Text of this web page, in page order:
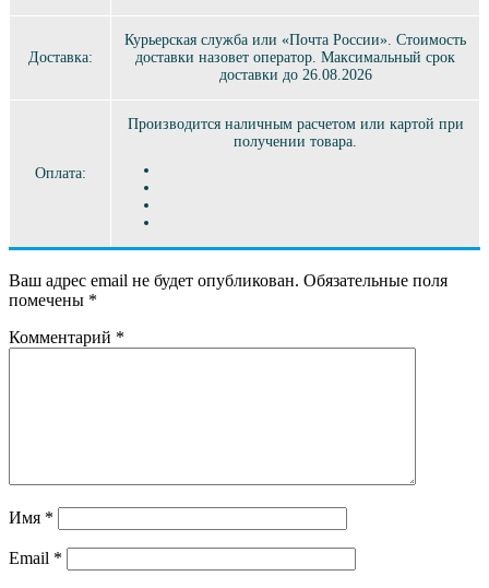
Доставка:
Курьерская служба или «Почта России». Стоимость
доставки назовет оператор. Максимальный срок
доставки до 26.08.2026
Оплата:
Производится наличным расчетом или картой при
получении товара.
Ваш адрес email не будет опубликован. Обязательные поля
помечены *
Комментарий *
Имя *
Email *